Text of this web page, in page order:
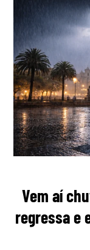
Vem aí
regressa e